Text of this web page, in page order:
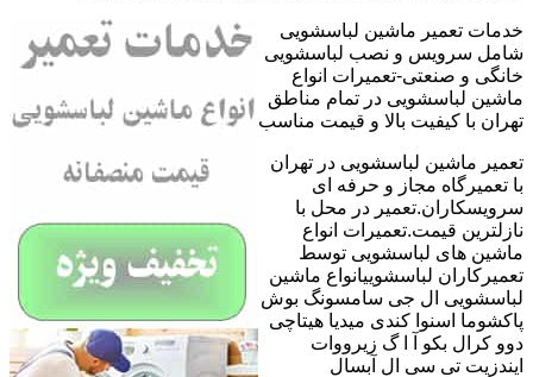
خدمات تعمیر ماشین لباسشویی
شامل سرویس و نصب لباسشویی
خانگی و صنعتی-تعمیرات انواع
ماشین لباسشویی در تمام مناطق
تهران با کیفیت بالا و قیمت مناسب
تعمیر ماشین لباسشویی در تهران
با تعمیرگاه مجاز و حرفه ای
سرویسکاران.تعمیر در محل با
نازلترین قیمت.تعمیرات انواع
ماشین های لباسشویی توسط
تعمیرکاران لباسشوییانواع ماشین
لباسشویی ال جی سامسونگ بوش
پاکشوما اسنوا کندی میدیا هیتاچی
دوو کرال بکو آ ا گ زیرووات
ایندزیت تی سی ال آبسال